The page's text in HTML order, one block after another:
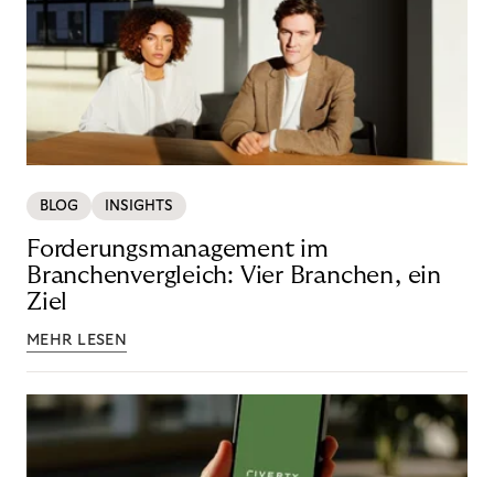
BLOG INSIGHTS
Forderungsmanagement im
Branchenvergleich: Vier Branchen, ein
Ziel
MEHR LESEN